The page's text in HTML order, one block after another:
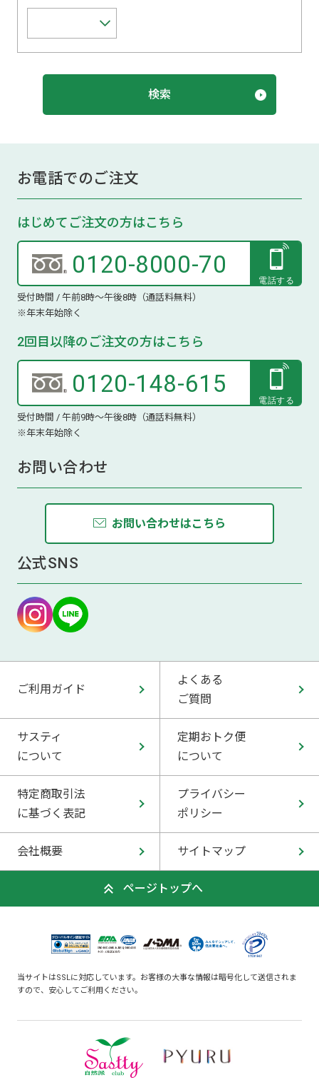
お電話でのご注文
はじめてご注文の方はこちら
0120-8000-70
受付時間 / 午前8時～午後8時（通話料無料）
※年末年始除く
2回目以降のご注文の方はこちら
0120-148-615
受付時間 / 午前9時～午後8時（通話料無料）
※年末年始除く
お問い合わせ
お問い合わせはこちら
公式SNS
ご利用ガイド
よくある
ご質問
サスティ
について
定期おトク便
について
特定商取引法
に基づく表記
プライバシー
ポリシー
会社概要 サイトマップ
ページトップへ
当サイトはSSLに対応しています。お客様の大事な情報は暗号化して送信されま
すので、安心してご利用ください。